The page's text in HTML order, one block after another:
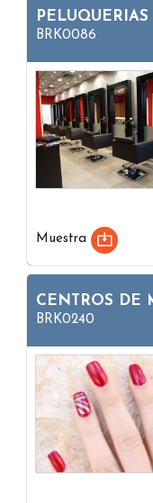
PELUQUERIAS
BRK0086
Muestra
CENTROS DE
BRK0240